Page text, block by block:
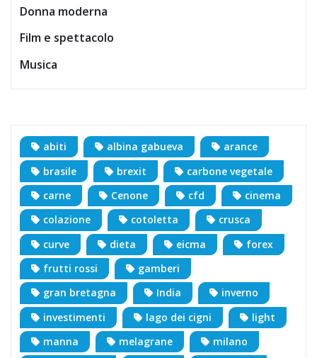
Donna moderna
Film e spettacolo
Musica
abiti albina gabueva
arance
brasile
brexit
carbone vegetale
carne
Cenone cfd
cinema
colazione
cotoletta
crusca
curve
dieta eicma
forex
frutti rossi
gamberi
gran bretagna
India
inverno
investimenti
lago dei cigni
light
manna
melagrane
milano